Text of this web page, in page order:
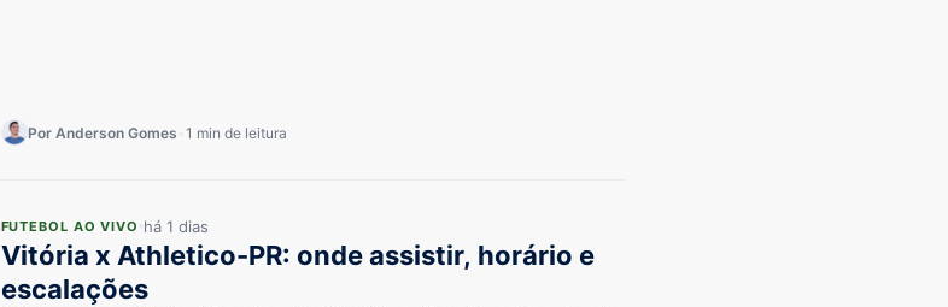
Por Anderson Gomes 1 min de leitura
FUTEBOL AO VIVO há 1 dias
Vitória x Athletico-PR: onde assistir, horário e
escalações